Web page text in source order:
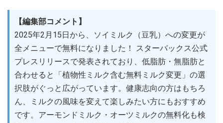
【編集部コメント】
2025年2月15日から、ソイミルク（豆乳）への変更が
全メニューで無料になりました！ スターバックス公式
プレスリリースで発表されており、低脂肪・無脂肪と
合わせると「植物性ミルク含む無料ミルク変更」の選
択肢がぐっと広がっています。健康志向の方はもちろ
ん、ミルクの風味を変えて楽しみたい方にもおすすめ
です。アーモンドミルク・オーツミルクの無料化も検